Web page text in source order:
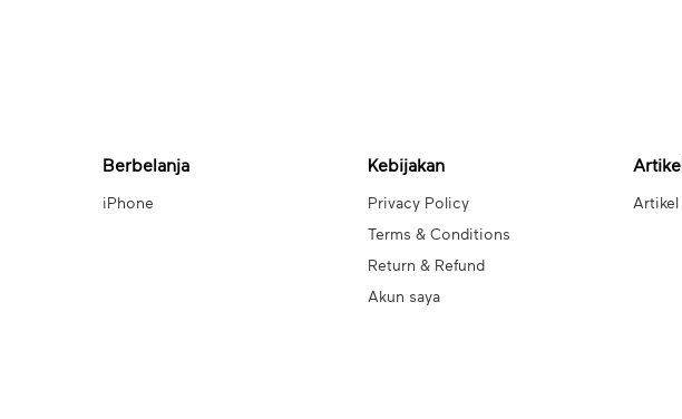
Berbelanja
iPhone
Kebijakan
Privacy Policy
Terms & Conditions
Return & Refund
Akun saya
Artikel
Artikel